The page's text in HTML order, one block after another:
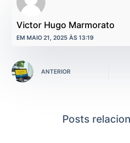
Victor Hugo Marmorato
EM MAIO 21, 2025 ÀS 13:19
ANTERIOR
Posts